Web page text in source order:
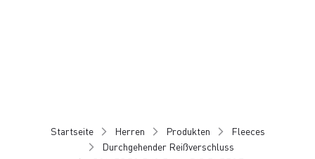
Startseite Herren Produkten
Fleeces
Durchgehender Reißverschluss